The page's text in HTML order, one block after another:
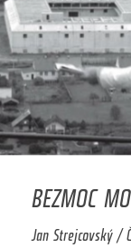
BEZMOC
Jan Strejcovský /